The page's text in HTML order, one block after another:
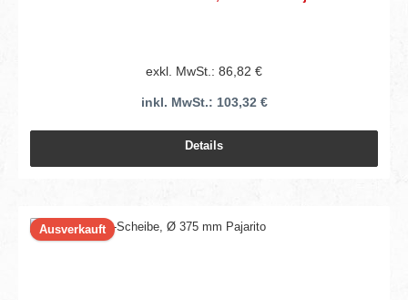
exkl. MwSt.: 86,82 €
inkl. MwSt.: 103,32 €
Details
Ausverkauft